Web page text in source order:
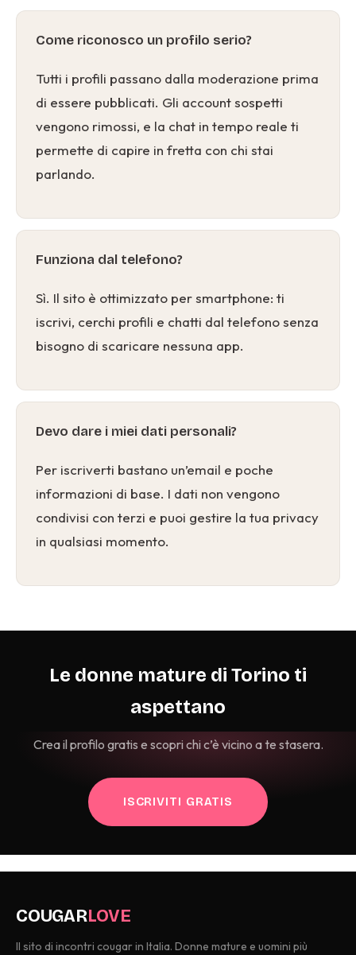
Come riconosco un profilo serio?
Tutti i profili passano dalla moderazione prima
di essere pubblicati. Gli account sospetti
vengono rimossi, e la chat in tempo reale ti
permette di capire in fretta con chi stai
parlando.
Funziona dal telefono?
Sì. Il sito è ottimizzato per smartphone: ti
iscrivi, cerchi profili e chatti dal telefono senza
bisogno di scaricare nessuna app.
Devo dare i miei dati personali?
Per iscriverti bastano un’email e poche
informazioni di base. I dati non vengono
condivisi con terzi e puoi gestire la tua privacy
in qualsiasi momento.
Le donne mature di Torino ti
aspettano
Crea il profilo gratis e scopri chi c’è vicino a te stasera.
ISCRIVITI GRATIS
COUGARLOVE
Il sito di incontri cougar in Italia. Donne mature e uomini più